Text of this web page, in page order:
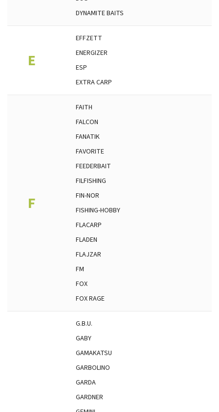
DYNAMITE BAITS
E
EFFZETT
ENERGIZER
ESP
EXTRA CARP
F
FAITH
FALCON
FANATIK
FAVORITE
FEEDERBAIT
FILFISHING
FIN-NOR
FISHING-HOBBY
FLACARP
FLADEN
FLAJZAR
FM
FOX
FOX RAGE
G.B.U.
GABY
GAMAKATSU
GARBOLINO
GARDA
GARDNER